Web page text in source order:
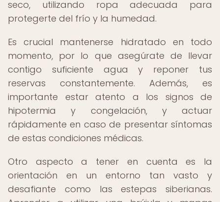
seco, utilizando ropa adecuada para
protegerte del frío y la humedad.
Es crucial mantenerse hidratado en todo
momento, por lo que asegúrate de llevar
contigo suficiente agua y reponer tus
reservas constantemente. Además, es
importante estar atento a los signos de
hipotermia y congelación, y actuar
rápidamente en caso de presentar síntomas
de estas condiciones médicas.
Otro aspecto a tener en cuenta es la
orientación en un entorno tan vasto y
desafiante como las estepas siberianas.